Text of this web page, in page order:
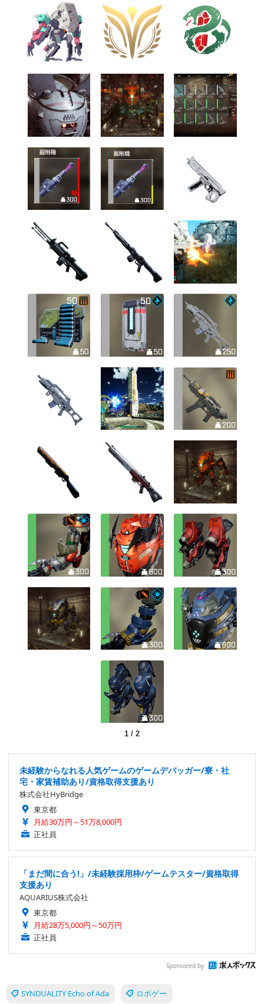
1/ 2
未経験からなれる人気ゲームのゲームデバッガー/寮・社
宅・家賃補助あり/資格取得支援あり
株式会社HyBridge
東京都
月給30万円～51万8,000円
正社員
「まだ間に合う!」/未経験採用枠/ゲームテスター/資格取得
支援あり
AQUARIUS株式会社
東京都
月給28万5,000円～50万円
正社員
Sponsored by
SYNDUALITY Echo of Ada ロボゲー